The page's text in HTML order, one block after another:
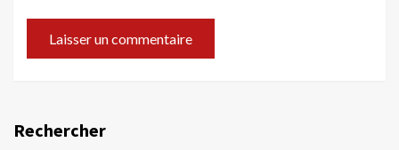
Rechercher